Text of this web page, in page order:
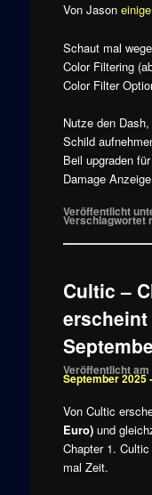
Von Jason
Schaut mal
Color Filtering
Color Filter
Nutze den
Schild
Beil upgraden
Damage
Veröffentlicht
Verschlagwortet
Cultic –
erscheint
Veröffentlicht am
September 2025
Von Cultic
Euro)und
Chapter 1.
mal Zeit.